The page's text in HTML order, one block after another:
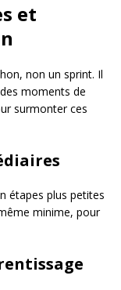
et
non un sprint. Il
moments de
surmonter ces
étapes plus petites
minime, pour